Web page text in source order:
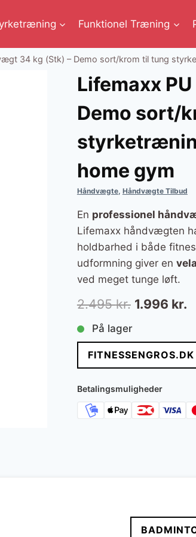
Funktionel Træning
34 kg (Stk) – Demo sort/krom til tung
Lifemaxx
Demo sort/
home gym
Håndvægte, Håndvægte Tilbud
En professionel
Lifemaxx håndvægten
holdbarhed i både
udformning giver en
ved meget tunge løft.
2.495kr. Den
pris
var:
2.495 kr..
1.996 kr.
På lager
Betalingsmuligheder